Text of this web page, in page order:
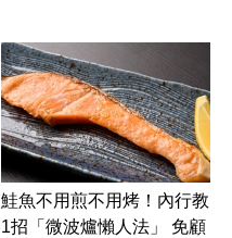
鮭魚不用煎不用烤！內行教
1招「微波爐懶人法」 免顧